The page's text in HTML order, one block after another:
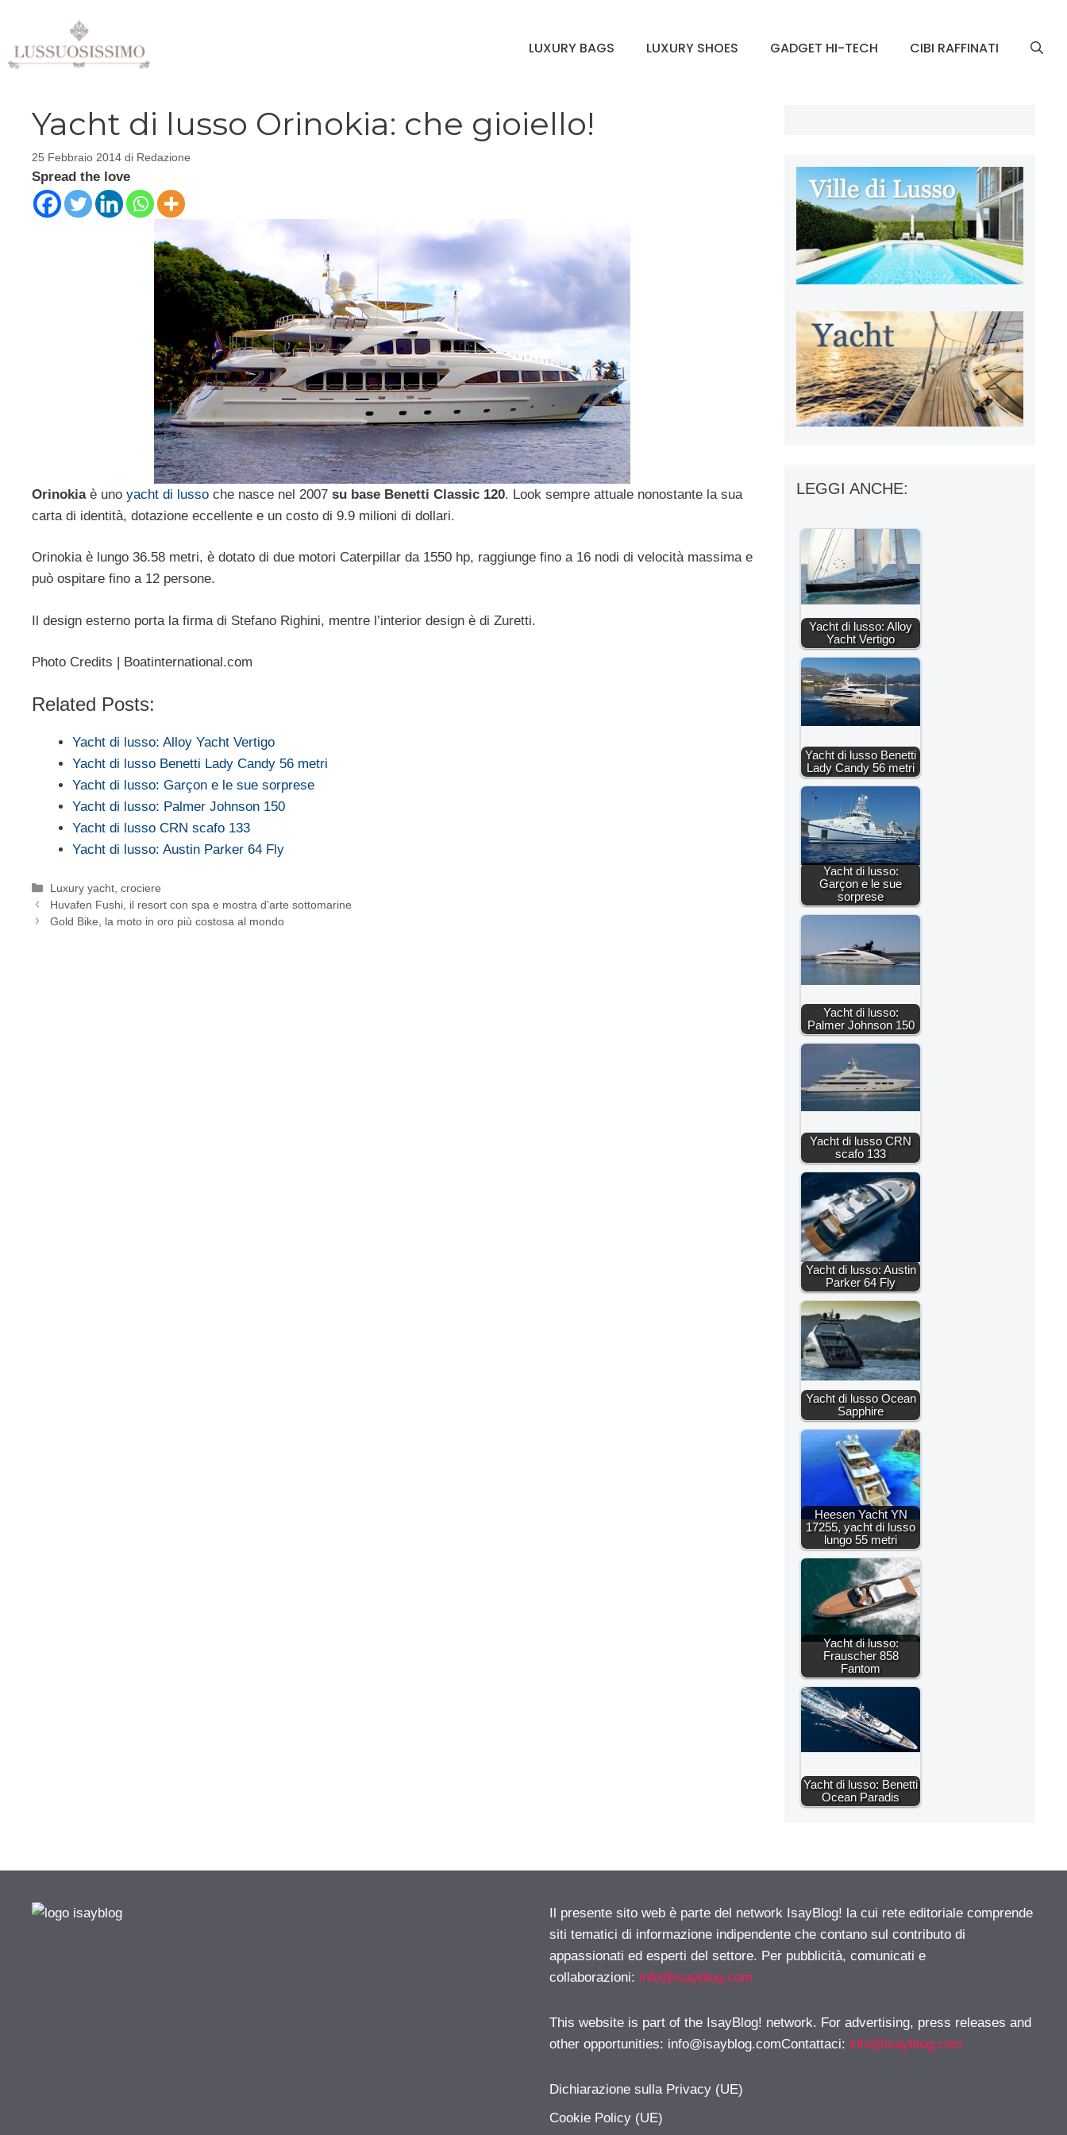
contenuto
LUXURY BAGS LUXURY SHOES GADGET HI-TECH CIBI RAFFINATI
Yacht di lusso Orinokia: che gioiello!
25 Febbraio 2014 di Redazione
Spread the love
Orinokiaè uno yacht di lusso che nasce nel 2007 su base Benetti Classic 120. Look sempre attuale nonostante la sua
carta di identità, dotazione eccellente e un costo di 9.9 milioni di dollari.
Orinokia è lungo 36.58 metri, è dotato di due motori Caterpillar da 1550 hp, raggiunge fino a 16 nodi di velocità massima e
può ospitare fino a 12 persone.
Il design esterno porta la firma di Stefano Righini, mentre l’interior design è di Zuretti.
Photo Credits | Boatinternational.com
Related Posts:
Yacht di lusso: Alloy Yacht Vertigo
Yacht di lusso Benetti Lady Candy 56 metri
Yacht di lusso: Garçon e le sue sorprese
Yacht di lusso: Palmer Johnson 150
Yacht di lusso CRN scafo 133
Yacht di lusso: Austin Parker 64 Fly
Categorie
Luxury yacht, crociere
Huvafen Fushi, il resort con spa e mostra d’arte sottomarine
Gold Bike, la moto in oro più costosa al mondo
LEGGI ANCHE:
Yacht di lusso: Alloy
Yacht Vertigo
Yacht di lusso Benetti
Lady Candy 56 metri
Yacht di lusso:
Garçon e le sue
sorprese
Yacht di lusso:
Palmer Johnson 150
Yacht di lusso CRN
scafo 133
Yacht di lusso: Austin
Parker 64 Fly
Yacht di lusso Ocean
Sapphire
Heesen Yacht YN
17255, yacht di lusso
lungo 55 metri
Yacht di lusso:
Frauscher 858
Fantom
Yacht di lusso: Benetti
Ocean Paradis
Il presente sito web è parte del network IsayBlog! la cui rete editoriale comprende
siti tematici di informazione indipendente che contano sul contributo di
appassionati ed esperti del settore. Per pubblicità, comunicati e
collaborazioni: info@isayblog.com
This website is part of the IsayBlog! network. For advertising, press releases and
other opportunities: info@isayblog.comContattaci: info@isayblog.com
Dichiarazione sulla Privacy (UE)
Cookie Policy (UE)